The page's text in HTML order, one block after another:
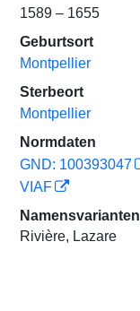
1589 – 1655
Geburtsort
Montpellier
Sterbeort
Montpellier
Normdaten
GND: 100393047
VIAF
Namensvarianten
Rivière, Lazare